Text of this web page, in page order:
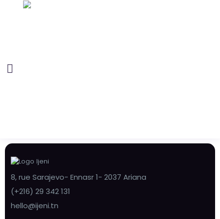
8, rue Sarajevo- Ennasr 1- 2037 Ariana
(+216) 29 342 131
hello@ijeni.tn